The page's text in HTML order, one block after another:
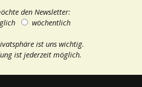
den Newsletter:
wöchentlich
ist uns wichtig.
ist jederzeit möglich.